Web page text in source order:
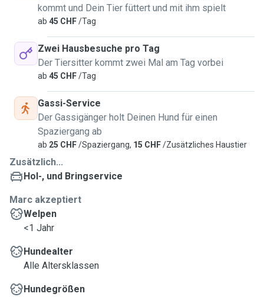
kommt und Dein Tier füttert und mit ihm spielt
ab 45 CHF/Tag
Zwei Hausbesuche pro Tag
Der Tiersitter kommt zwei Mal am Tag vorbei
ab 45 CHF/Tag
Gassi-Service
Der Gassigänger holt Deinen Hund für einen
Spaziergang ab
ab 25 CHF/Spaziergang, 15 CHF/Zusätzliches Haustier
Zusätzlich...
Hol-, und Bringservice
Marc akzeptiert
Welpen
<1 Jahr
Hundealter
Alle Altersklassen
Hundegrößen